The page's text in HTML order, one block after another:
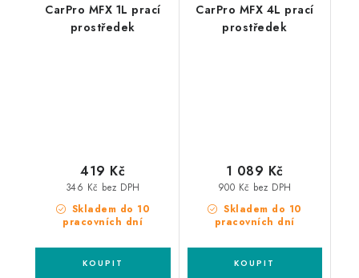
CarPro MFX 1L prací
prostředek
Skladem do 10
pracovních dní
346 Kč bez DPH
419 Kč
CarPro MFX 4L prací
prostředek
Skladem do 10
pracovních dní
900 Kč bez DPH
1 089 Kč